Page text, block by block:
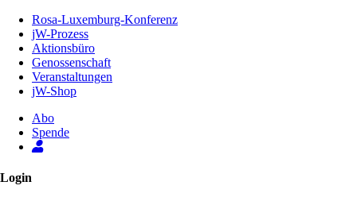
Inhalt
Seite
Rosa-Luxemburg-Konferenz
jW-Prozess
Aktionsbüro
Genossenschaft
Veranstaltungen
jW-Shop
Abo
Spende
Login